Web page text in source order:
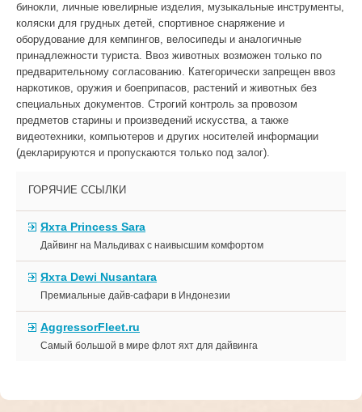
ГОРЯЧИЕ ССЫЛКИ
Яхта Princess Sara
Дайвинг на Мальдивах с наивысшим комфортом
Яхта Dewi Nusantara
Премиальные дайв-сафари в Индонезии
AggressorFleet.ru
Самый большой в мире флот яхт для дайвинга
бинокли, личные ювелирные изделия, музыкальные инструменты,
коляски для грудных детей, спортивное снаряжение и
оборудование для кемпингов, велосипеды и аналогичные
принадлежности туриста. Ввоз животных возможен только по
предварительному согласованию. Категорически запрещен ввоз
наркотиков, оружия и боеприпасов, растений и животных без
специальных документов. Строгий контроль за провозом
предметов старины и произведений искусства, а также
видеотехники, компьютеров и других носителей информации
(декларируются и пропускаются только под залог).